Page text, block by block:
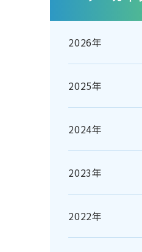
2026年
2025年
2024年
2023年
2022年